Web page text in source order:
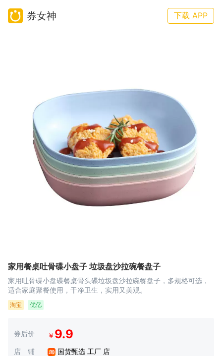
券女神 下载 APP
家用餐桌吐骨碟小盘子 垃圾盘沙拉碗餐盘子
家用吐骨碟小盘碟餐桌骨头碟垃圾盘沙拉碗餐盘子，多规格可选，
适合家庭聚餐使用，干净卫生，实用又美观。
淘宝 优亿
券后价 ￥ 9.9
店 铺
国货甄选 工厂 店